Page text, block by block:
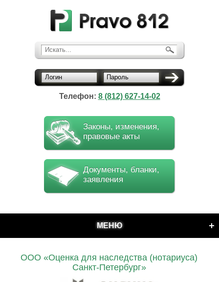
Искать...
Логин Пароль
Телефон: 8 (812) 627-14-02
Законы, изменения,
правовые акты
Документы, бланки,
заявления
МЕНЮ
ООО «Оценка для наследства (нотариуса)
Санкт-Петербург»